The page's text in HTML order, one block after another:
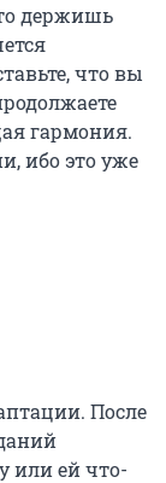
держишь
что вы
гармония.
ибо это уже
После
или ей что-